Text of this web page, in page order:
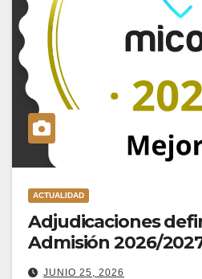
ACTUALIDAD
Adjudicaciones
Admisión 2026/
JUNIO 25, 2026